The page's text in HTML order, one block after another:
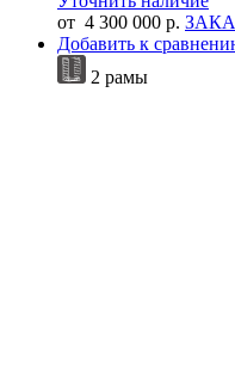
от 4 300 000 р.
Добавить к
2 рамы